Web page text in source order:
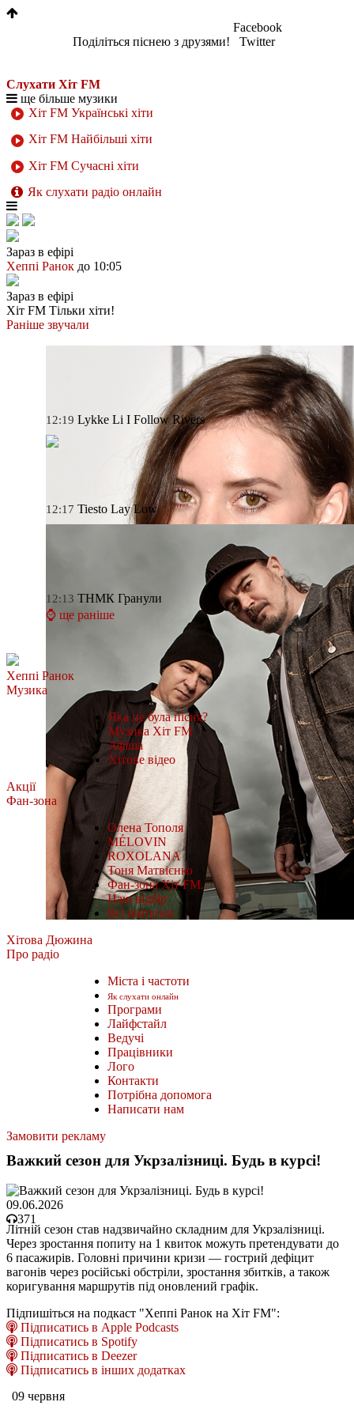
Поділіться піснею з друзями!
Facebook
Twitter
Слухати Хіт FM
ще більше музики
Хіт FM Українські хіти
Хіт FM Найбільші хіти
Хіт FM Сучасні хіти
Як слухати радіо онлайн
Зараз в ефірі
Хеппі Ранок до 10:05
Зараз в ефірі
Хіт FM Тільки хіти!
Раніше звучали
12:19 Lykke Li I Follow Rivers
12:17 Tiesto Lay Low
12:13 ТНМК Гранули
⌚ ще раніше
Хеппі Ранок
Музика
Яка це була пісня?
Музика Хіт FM
Афіша
Хітове відео
Акції
Фан-зона
Олена Тополя
MÉLOVIN
ROXOLANA
Тоня Матвієнко
Фан-зона Хіт FM.
Наш відбір
Всі випуски
Хітова Дюжина
Про радіо
Міста і частоти
Як слухати онлайн
Програми
Лайфстайл
Ведучі
Працівники
Лого
Контакти
Потрібна допомога
Написати нам
Замовити рекламу
Важкий сезон для Укрзалізниці. Будь в курсі!
09.06.2026
371
Літній сезон став надзвичайно складним для Укрзалізниці.
Через зростання попиту на 1 квиток можуть претендувати до
6 пасажирів. Головні причини кризи — гострий дефіцит
вагонів через російські обстріли, зростання збитків, а також
коригування маршрутів під оновлений графік.
Підпишіться на подкаст "Хеппі Ранок на Хіт FM":
Підписатись в Apple Podcasts
Підписатись в Spotify
Підписатись в Deezer
Підписатись в інших додатках
09 червня